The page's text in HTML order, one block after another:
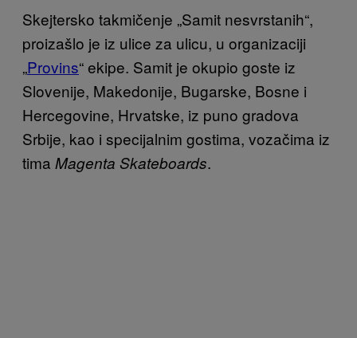
Skejtersko takmičenje „Samit nesvrstanih“,
proizašlo je iz ulice za ulicu, u organizaciji
„Provins“ ekipe. Samit je okupio goste iz
Slovenije, Makedonije, Bugarske, Bosne i
Hercegovine, Hrvatske, iz puno gradova
Srbije, kao i specijalnim gostima, vozačima iz
tima Magenta Skateboards.